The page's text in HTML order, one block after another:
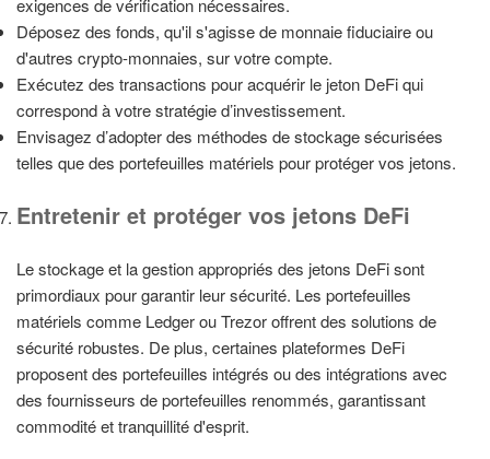
exigences de vérification nécessaires.
Déposez des fonds, qu'il s'agisse de monnaie fiduciaire ou
d'autres crypto-monnaies, sur votre compte.
Exécutez des transactions pour acquérir le jeton DeFi qui
correspond à votre stratégie d’investissement.
Envisagez d’adopter des méthodes de stockage sécurisées
telles que des portefeuilles matériels pour protéger vos jetons.
Entretenir et protéger vos jetons DeFi
Le stockage et la gestion appropriés des jetons DeFi sont
primordiaux pour garantir leur sécurité. Les portefeuilles
matériels comme Ledger ou Trezor offrent des solutions de
sécurité robustes. De plus, certaines plateformes DeFi
proposent des portefeuilles intégrés ou des intégrations avec
des fournisseurs de portefeuilles renommés, garantissant
commodité et tranquillité d'esprit.